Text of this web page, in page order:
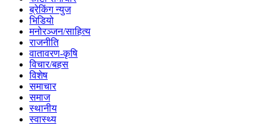
ब्रेकिंग न्युज
भिडियो
मनोरञ्जन/साहित्य
राजनीति
वातावरण-कृषि
विचार/बहस
विशेष
समाचार
समाज
स्थानीय
स्वास्थ्य